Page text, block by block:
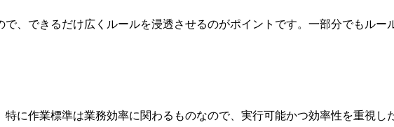
、できるだけ広くルールを浸透させるのがポイントです。一部分でもルー
に作業標準は業務効率に関わるものなので、実行可能かつ効率性を重視し